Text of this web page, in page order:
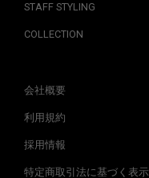
STAFF STYLING
COLLECTION
会社概要
利用規約
採用情報
特定商取引法に基づく表示